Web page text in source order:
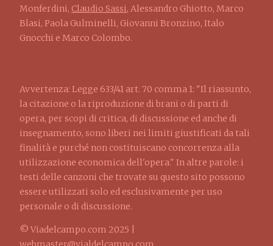
Monferdini, Claudio Sassi, Alessandro Ghiotto, Marco
Blasi, Paola Gulminelli, Giovanni Bronzino, Italo
Gnocchi e Marco Colombo.
Avvertenza: Legge 633/41 art. 70 comma 1: "Il riassunto,
la citazione o la riproduzione di brani o di parti di
opera, per scopi di critica, di discussione ed anche di
insegnamento, sono liberi nei limiti giustificati da tali
finalità e purché non costituiscano concorrenza alla
utilizzazione economica dell'opera." In altre parole: i
testi delle canzoni che trovate su questo sito possono
essere utilizzati solo ed esclusivamente per uso
personale o di discussione.
© Viadelcampo.com 2025 |